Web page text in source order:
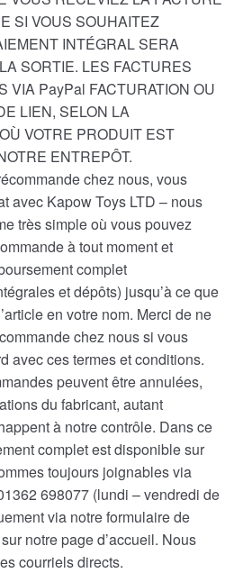
SI VOUS SOUHAITEZ
INTÉGRAL SERA
SORTIE. LES FACTURES
VIA PayPal FACTURATION OU
LIEN, SELON LA
VOTRE PRODUIT EST
ENTREPÔT.
chez nous, vous
avec Kapow Toys LTD – nous
très simple où vous pouvez
à tout moment et
complet
et dépôts) jusqu’à ce que
en votre nom. Merci de ne
chez nous si vous
avec ces termes et conditions.
peuvent être annulées,
du fabricant, autant
à notre contrôle. Dans ce
complet est disponible sur
toujours joignables via
698077 (lundi – vendredi de
via notre formulaire de
notre page d’accueil. Nous
courriels directs.